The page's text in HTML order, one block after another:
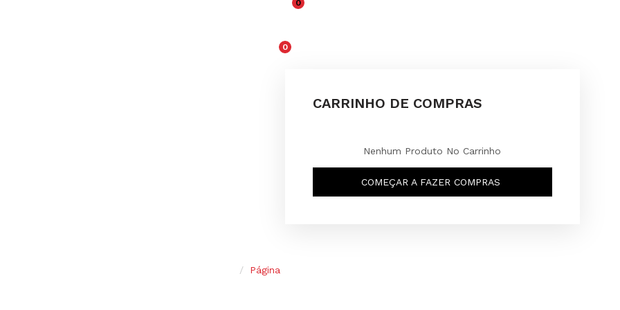
0
0
CARRINHO DE COMPRAS
Nenhum Produto No Carrinho
COMEÇAR A FAZER COMPRAS
/ Página